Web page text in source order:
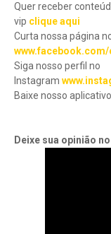
Quer receber
vip clique aqui
Curta nossa página
Siga nosso perfil no
Instagram
Baixe nosso
Deixe sua opinião